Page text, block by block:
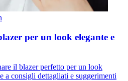
per un look elegante e
il blazer perfetto per un look
a consigli dettagliati e suggerimenti